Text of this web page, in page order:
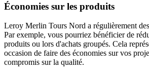
Économies sur les produits
Leroy Merlin Tours Nord a régulièrement des
Par exemple, vous pourriez bénéficier de
produits ou lors d'achats groupés. Cela
occasion de faire des économies sur vos
compromis sur la qualité.